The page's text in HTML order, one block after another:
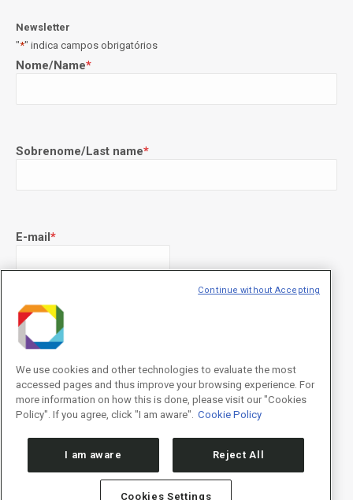
Newsletter
"*" indica campos obrigatórios
Nome/Name*
Sobrenome/Last name*
E-mail*
Declaração de consentimento
Concordo com os termos de uso descritos na
Privacidade
We use cookies and other technologies to evaluate the most
accessed pages and thus improve your browsing experience. For
more information on how this is done, please visit our "Cookies
Policy". If you agree, click "I am aware". Cookie Policy
I am aware Reject All
Cookies Settings
Continue without Accepting